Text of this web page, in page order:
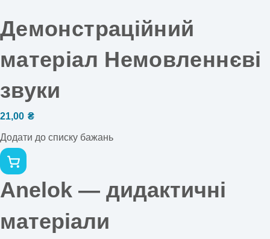
Демонстраційний
матеріал Немовленнєві
звуки
21,00 ₴
Додати до списку бажань
Anelok — дидактичні
матеріали